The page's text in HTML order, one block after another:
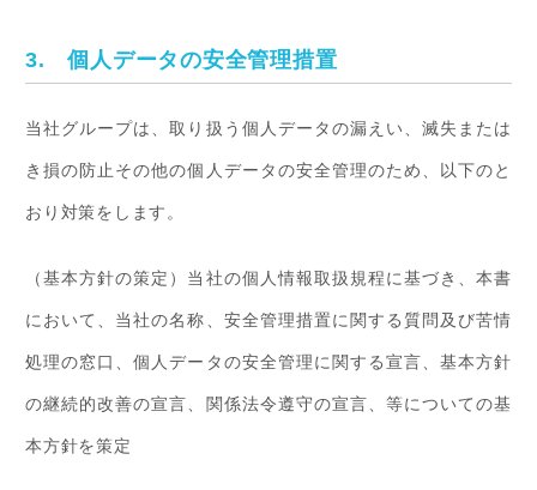
3. 個人データの安全管理措置
当社グループは、取り扱う個人データの漏えい、滅失または
き損の防止その他の個人データの安全管理のため、以下のと
おり対策をします。
（基本方針の策定）当社の個人情報取扱規程に基づき、本書
において、当社の名称、安全管理措置に関する質問及び苦情
処理の窓口、個人データの安全管理に関する宣言、基本方針
の継続的改善の宣言、関係法令遵守の宣言、等についての基
本方針を策定